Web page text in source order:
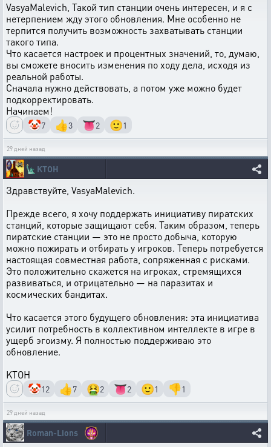
VasyaMalevich, Такой тип станции очень интересен, и я с
нетерпением жду этого обновления. Мне особенно не
терпится получить возможность захватывать станции
такого типа.
Что касается настроек и процентных значений, то, думаю,
вы сможете вносить изменения по ходу дела, исходя из
реальной работы.
Сначала нужно действовать, а потом уже можно будет
подкорректировать.
Начинаем!
🤡7 👍3 👅2 🙂1
29 дней назад
🗽 KTOH
Здравствуйте, VasyaMalevich.
Прежде всего, я хочу поддержать инициативу пиратских
станций, которые защищают себя. Таким образом, теперь
пиратские станции — это не просто добыча, которую
можно пожирать и отбирать у игроков. Теперь потребуется
настоящая совместная работа, сопряженная с рисками.
Это положительно скажется на игроках, стремящихся
развиваться, и отрицательно — на паразитах и
космических бандитах.
Что касается этого будущего обновления: эта инициатива
усилит потребность в коллективном интеллекте в игре в
ущерб эгоизму. Я полностью поддерживаю это
обновление.
KTOH
🤡12 👍7 🤮2 👅2 🙂1 👎1
29 дней назад
Roman-Lions